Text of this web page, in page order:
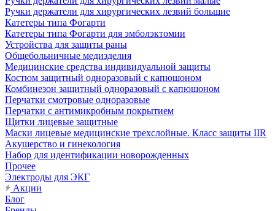
Ручки держатели для хирургических лезвий большие
Катетеры типа Фогарти
Катетеры типа Фогарти для эмболэктомии
Устройства для защиты раны
Общебольничные медизделия
Медицинские средства индивидуальной защиты
Костюм защитный одноразовый с капюшоном
Комбинезон защитный одноразовый с капюшоном
Перчатки смотровые одноразовые
Перчатки с антимикробным покрытием
Щитки лицевые защитные
Маски лицевые медицинские трехслойные. Класс защиты IIR
Акушерство и гинекология
Набор для идентификации новорожденных
Прочее
Электроды для ЭКГ
Акции
Блог